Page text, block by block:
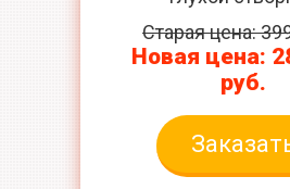
Старая цена:
Новая цена:
руб.